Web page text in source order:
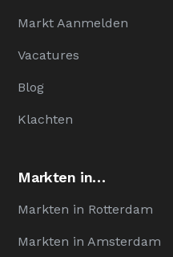
Markt Aanmelden
Vacatures
Blog
Klachten
Markten in…
Markten in Rotterdam
Markten in Amsterdam